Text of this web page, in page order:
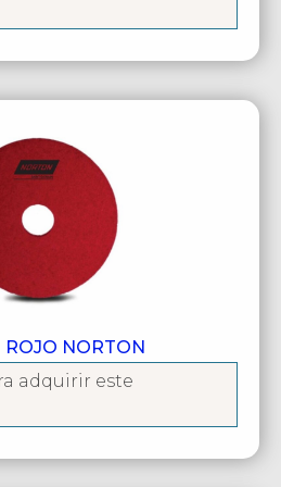
ROJO NORTON
adquirir este